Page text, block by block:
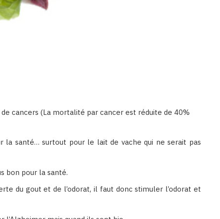
de cancers (La mortalité par cancer est réduite de 40%
la santé… surtout pour le lait de vache qui ne serait pas
bon pour la santé.
du gout et de l’odorat, il faut donc stimuler l’odorat et